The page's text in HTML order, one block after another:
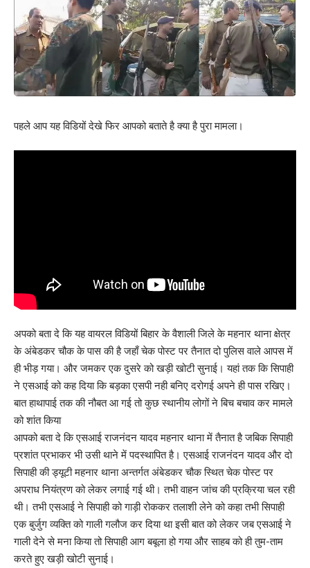
पहले आप यह विडियों देखे फिर आपको बताते है क्या है पुरा मामला।
अपको बता दे कि यह वायरल विडियों बिहार के वैशाली जिले के महनार थाना क्षेत्र
के अंबेडकर चौक के पास की है जहाँ चेक पोस्ट पर तैनात दो पुलिस वाले आपस में
ही भीड़ गया। और जमकर एक दुसरे को खड़ी खोटी सुनाई। यहां तक कि सिपाही
ने एसआई को कह दिया कि बड़का एसपी नही बनिए दरोगई अपने ही पास रखिए।
बात हाथापाई तक की नौबत आ गई तो कुछ स्थानीय लोगों ने बिच बचाव कर मामले
को शांत किया
आपको बता दे कि एसआई राजनंदन यादव महनार थाना में तैनात है जबिक सिपाही
प्रशांत प्रभाकर भी उसी थाने में पदस्थापित है। एसआई राजनंदन यादव और दो
सिपाही की ड्यूटी महनार थाना अन्तर्गत अंबेडकर चौक स्थित चेक पोस्ट पर
अपराध नियंत्रण को लेकर लगाई गई थी। तभी वाहन जांच की प्रक्रिया चल रही
थी। तभी एसआई ने सिपाही को गाड़ी रोककर तलाशी लेने को कहा तभी सिपाही
एक बुर्जुग व्यक्ति को गाली गलौज कर दिया था इसी बात को लेकर जब एसआई ने
गाली देने से मना किया तो सिपाही आग बबूला हो गया और साहब को ही तुम-ताम
करते हुए खड़ी खोटी सुनाई।